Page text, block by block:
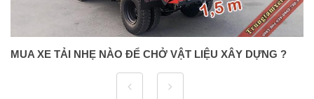
SẮP HẾT HẠN GIẢM 50% LỆ PHÍ TRƯỚC BẠ, AI ĐƯỢC